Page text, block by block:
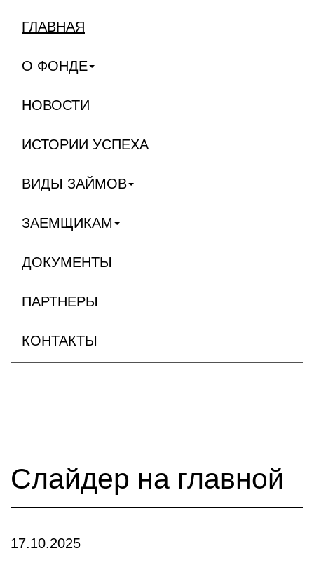
ГЛАВНАЯ
О ФОНДЕ
НОВОСТИ
ИСТОРИИ УСПЕХА
ВИДЫ ЗАЙМОВ
ЗАЕМЩИКАМ
ДОКУМЕНТЫ
ПАРТНЕРЫ
КОНТАКТЫ
Слайдер на главной
17.10.2025